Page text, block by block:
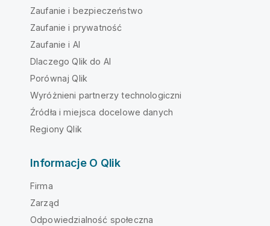
Zaufanie i bezpieczeństwo
Zaufanie i prywatność
Zaufanie i AI
Dlaczego Qlik do AI
Porównaj Qlik
Wyróżnieni partnerzy technologiczni
Źródła i miejsca docelowe danych
Regiony Qlik
Informacje O Qlik
Firma
Zarząd
Odpowiedzialność społeczna